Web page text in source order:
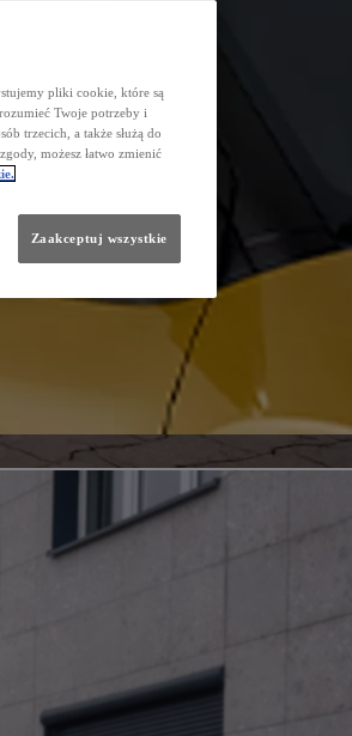
pliki cookie, które są
Twoje potrzeby i
trzecich, a także służą do
możesz łatwo zmienić
Zaakceptuj wszystkie